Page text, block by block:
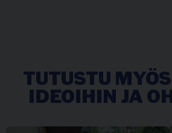
TUTUSTU
IDEOIHIN JA